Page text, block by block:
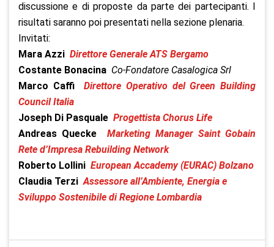
discussione e di proposte da parte dei partecipanti. I
risultati saranno poi presentati nella sezione plenaria.
Invitati:
Mara Azzi Direttore Generale ATS Bergamo
Costante Bonacina Co-Fondatore Casalogica Srl
Marco Caffi
Direttore Operativo del Green Building
Council Italia
Joseph Di Pasquale Progettista Chorus Life
Andreas Quecke Marketing Manager Saint Gobain
Rete d’Impresa Rebuilding Network
Roberto Lollini European Accademy (EURAC) Bolzano
Claudia Terzi Assessore all’Ambiente, Energia e
Sviluppo Sostenibile di Regione Lombardia